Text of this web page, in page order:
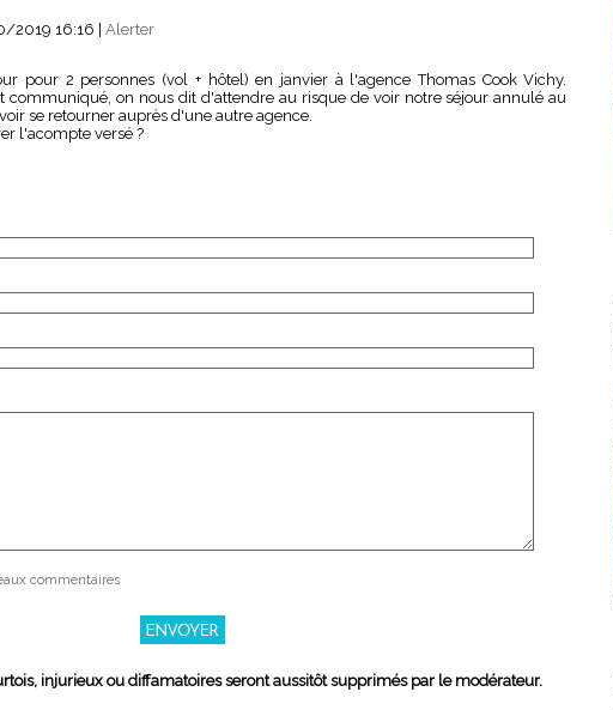
2019 16:16 | Alerter
pour 2 personnes (vol + hôtel) en janvier à l'agence Thomas Cook Vichy.
communiqué, on nous dit d'attendre au risque de voir notre séjour annulé au
se retourner auprès d'une autre agence.
l'acompte versé ?
commentaires
injurieux ou diffamatoires seront aussitôt supprimés par le modérateur.